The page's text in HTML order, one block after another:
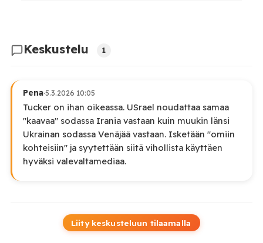
Keskustelu 1
Pena·5.3.2026 10:05
Tucker on ihan oikeassa. USrael noudattaa samaa
"kaavaa" sodassa Irania vastaan kuin muukin länsi
Ukrainan sodassa Venäjää vastaan. Isketään "omiin
kohteisiin" ja syytettään siitä vihollista käyttäen
hyväksi valevaltamediaa.
Liity keskusteluun tilaamalla